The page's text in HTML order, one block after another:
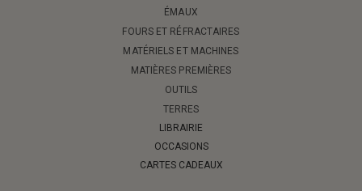
ÉMAUX
FOURS ET RÉFRACTAIRES
MATÉRIELS ET MACHINES
MATIÈRES PREMIÈRES
OUTILS
TERRES
LIBRAIRIE
OCCASIONS
CARTES CADEAUX